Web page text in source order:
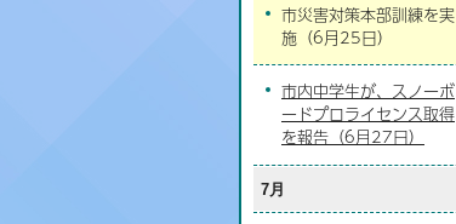
市災害対策本部訓練を実
施（6月25日）
市内中学生が、スノーボ
ードプロライセンス取得
を報告（6月27日）
7月